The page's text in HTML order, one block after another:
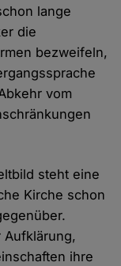
lange
die
bezweifeln,
vom
steht eine
Kirche schon
Aufklärung,
ihre